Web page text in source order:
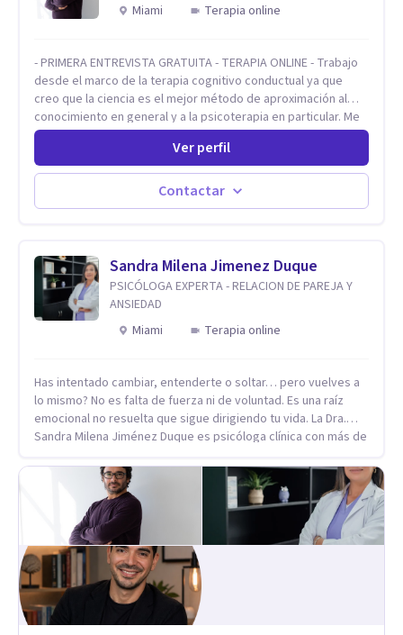
Miami
Terapia online
- PRIMERA ENTREVISTA GRATUITA - TERAPIA ONLINE - Trabajo
desde el marco de la terapia cognitivo conductual ya que
creo que la ciencia es el mejor método de aproximación al
conocimiento en general y a la psicoterapia en particular. Me
interesan los procesos de cambio conductual por los que una
persona pueda alcanzar sus objetivos, transitando,
aceptando y modificando sus patrones cognitivos y
emocionales. Abordo patologías específicas como trastornos
de ansiedad y del ánimo, y también crisis vitales y procesos
Ver perfil
Contactar
Sandra Milena Jimenez Duque
PSICÓLOGA EXPERTA - RELACION DE PAREJA Y
ANSIEDAD
Miami
Terapia online
Has intentado cambiar, entenderte o soltar… pero vuelves a
lo mismo? No es falta de fuerza ni de voluntad. Es una raíz
emocional no resuelta que sigue dirigiendo tu vida. La Dra.
Sandra Milena Jiménez Duque es psicóloga clínica con más de
profesionales más destacadas en el abordaje profundo de la
ansiedad, la baja autoestima, la dependencia emocional y los
conflictos de pareja. Ha trabajado con pacientes en
diferentes países, acompañando procesos complejos. Su
enfoque terapéutico se diferencia por una premisa clara: no
trabaja el síntoma, trabaja la raíz que lo origina. Su
metodología interviene en tres niveles: regulación del
sistema emocional, reprocesamiento de heridas de la
infancia y reestructuración cognitiva profunda, permitiendo